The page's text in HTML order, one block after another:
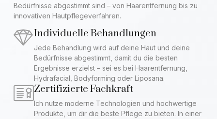
Bedürfnisse abgestimmt sind – von Haarentfernung bis zu
innovativen Hautpflegeverfahren.
Individuelle Behandlungen
Jede Behandlung wird auf deine Haut und deine
Bedürfnisse abgestimmt, damit du die besten
Ergebnisse erzielst – sei es bei Haarentfernung,
Hydrafacial, Bodyforming oder Liposana.
Zertifizierte Fachkraft
Ich nutze moderne Technologien und hochwertige
Produkte, um dir die beste Pflege zu bieten. In einer